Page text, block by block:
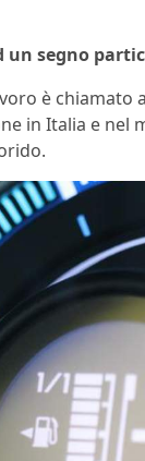
un segno
è chiamato
in Italia e nel